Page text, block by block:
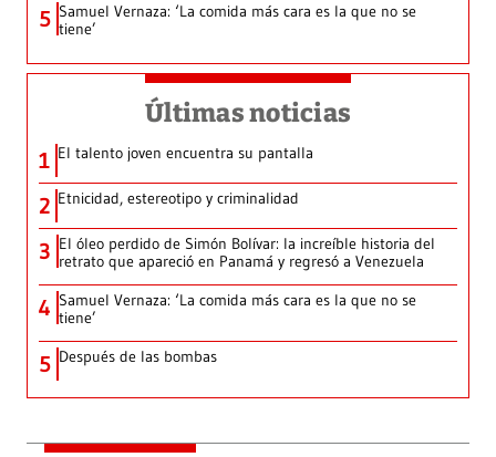
5 Samuel Vernaza: ‘La comida más cara es la que no se
tiene’
Últimas noticias
1 El talento joven encuentra su pantalla​
2 Etnicidad, estereotipo y criminalidad
3 El óleo perdido de Simón Bolívar: la increíble historia del
retrato que apareció en Panamá y regresó a Venezuela
4 Samuel Vernaza: ‘La comida más cara es la que no se
tiene’
5 Después de las bombas